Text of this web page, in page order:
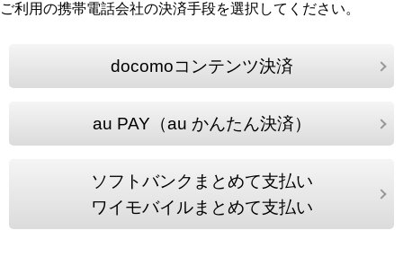
ご利用の携帯電話会社の決済手段を選択してください。
docomoコンテンツ決済
au PAY（au かんたん決済）
ソフトバンクまとめて支払い
ワイモバイルまとめて支払い